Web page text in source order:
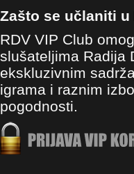
Zašto se učlaniti u
RDV VIP Club
slušateljima Radija
ekskluzivnim
igrama i raznim
pogodnosti.